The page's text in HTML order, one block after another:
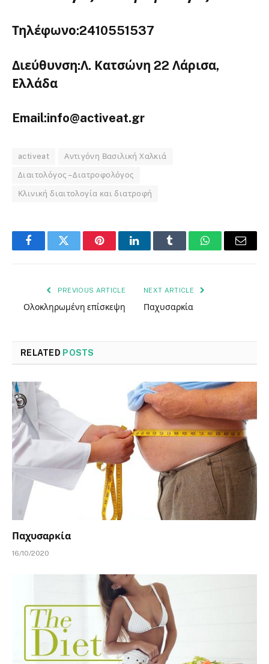
Τηλέφωνο:2410551537
Διεύθυνση:Λ. Κατσώνη 22 Λάρισα,
Ελλάδα
Email:info@activeat.gr
activeat Αντιγόνη Βασιλική Χαλκιά
Διαιτολόγος – Διατροφολόγος
Κλινική διαιτολογία και διατροφή
FacebookTwitter PinterestLinkedInTumblr WhatsAppEmail
PREVIOUS ARTICLE
Ολοκληρωμένη επίσκεψη
NEXT ARTICLE
Παχυσαρκία
RELATED POSTS
Παχυσαρκία
16/10/2020